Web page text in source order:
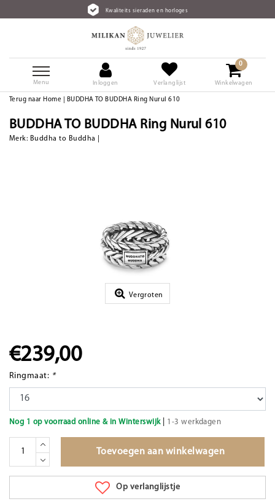
Kwaliteits sieraden en horloges
Menu Inloggen Verlanglijst
0
Winkelwagen
Terug naar Home BUDDHA TO BUDDHA Ring Nurul 610
BUDDHA TO BUDDHA Ring Nurul 610
Merk: Buddha to Buddha
Vergroten
€239,00
Ringmaat: *
Nog 1 op voorraad online & in Winterswijk| 1-3 werkdagen
Toevoegen aan winkelwagen
Op verlanglijstje